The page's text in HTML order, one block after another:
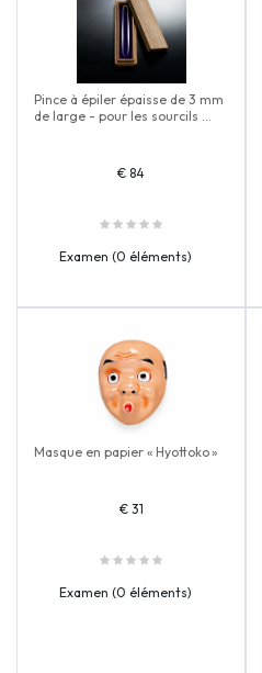
Pince à épiler épaisse de 3 mm
de large - pour les sourcils ...
€ 84
Examen (0 éléments)
Masque en papier « Hyottoko »
€ 31
Examen (0 éléments)